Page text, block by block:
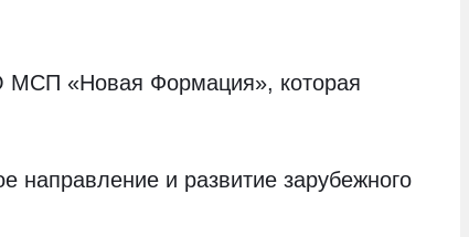
МСП «Новая Формация», которая
и развитие зарубежного